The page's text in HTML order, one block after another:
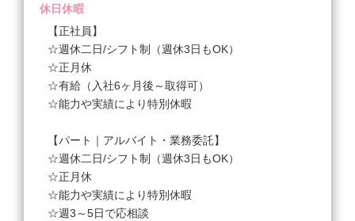
【パート｜アルバイト】
時給 1,200円〜1,350円
◆サロンでの実務経験が1年以上の方
時給1,200円～＋手当・交通費
☆指名手当（年1回、まとめて支給）
☆店販手当
☆昇給/勤続年数や売上、貢献により
☆経験が浅い方はスタート時給に調整あり
☆Wワーク可/事前申告
休日休暇
【正社員】
☆週休二日/シフト制（週休3日もOK）
☆正月休
☆有給（入社6ヶ月後～取得可）
☆能力や実績により特別休暇
【パート｜アルバイト・業務委託】
☆週休二日/シフト制（週休3日もOK）
☆正月休
☆能力や実績により特別休暇
☆週3～5日で応相談